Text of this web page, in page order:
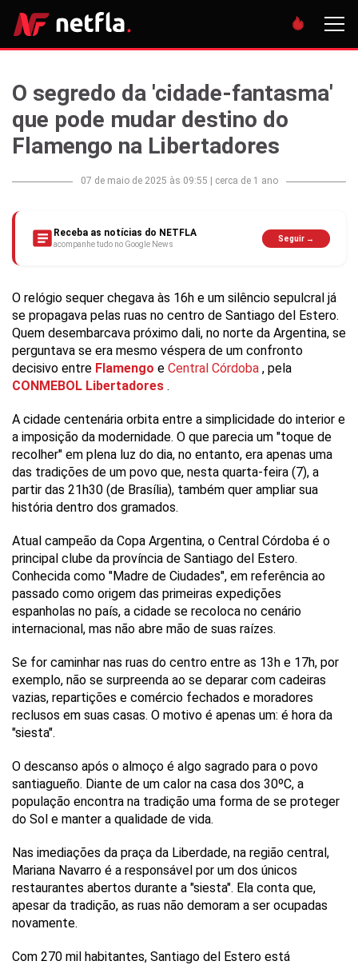
O segredo da 'cidade-fantasma'
que pode mudar destino do
Flamengo na Libertadores
07 de maio de 2025 às 09:55 cerca de 1 ano
Receba as notícias do NETFLA
acompanhe tudo no Google News
Seguir →
O relógio sequer chegava às 16h e um silêncio sepulcral já
se propagava pelas ruas no centro de Santiago del Estero.
Quem desembarcava próximo dali, no norte da Argentina, se
perguntava se era mesmo véspera de um confronto
decisivo entre Flamengo e Central Córdoba , pela
CONMEBOL Libertadores .
A cidade centenária orbita entre a simplicidade do interior e
a imposição da modernidade. O que parecia um "toque de
recolher" em plena luz do dia, no entanto, era apenas uma
das tradições de um povo que, nesta quarta-feira (7), a
partir das 21h30 (de Brasília), também quer ampliar sua
história dentro dos gramados.
Atual campeão da Copa Argentina, o Central Córdoba é o
principal clube da província de Santiago del Estero.
Conhecida como "Madre de Ciudades", em referência ao
passado como origem das primeiras expedições
espanholas no país, a cidade se recoloca no cenário
internacional, mas não abre mão de suas raízes.
Se for caminhar nas ruas do centro entre as 13h e 17h, por
exemplo, não se surpreenda ao se deparar com cadeiras
vazias, repartições e comércio fechados e moradores
reclusos em suas casas. O motivo é apenas um: é hora da
"siesta".
O descanso após o almoço é algo sagrado para o povo
santiagueño. Diante de um calor na casa dos 30ºC, a
população encontra na tradição uma forma de se proteger
do Sol e manter a qualidade de vida.
Nas imediações da praça da Liberdade, na região central,
Mariana Navarro é a responsável por um dos únicos
restaurantes abertos durante a "siesta". Ela conta que,
apesar da tradição, as ruas não demoram a ser ocupadas
novamente.
Com 270 mil habitantes, Santiago del Estero está